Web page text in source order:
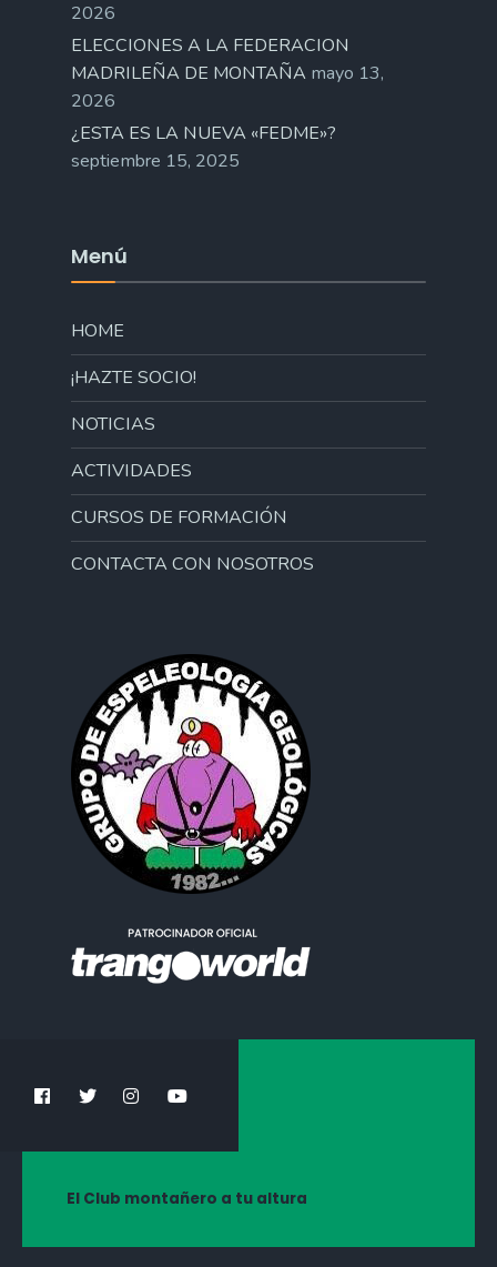
2026
ELECCIONES A LA FEDERACION
MADRILEÑA DE MONTAÑA mayo 13,
2026
¿ESTA ES LA NUEVA «FEDME»?
septiembre 15, 2025
Menú
HOME
¡HAZTE SOCIO!
NOTICIAS
ACTIVIDADES
CURSOS DE FORMACIÓN
CONTACTA CON NOSOTROS
El Club montañero a tu altura